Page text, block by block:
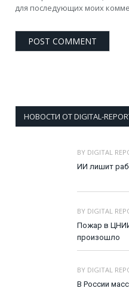
для последующих моих
НОВОСТИ ОТ DIGITAL-
BY DIGITAL
ИИ лишит
BY DIGITAL
Пожар в
произошло
BY DIGITAL
В России